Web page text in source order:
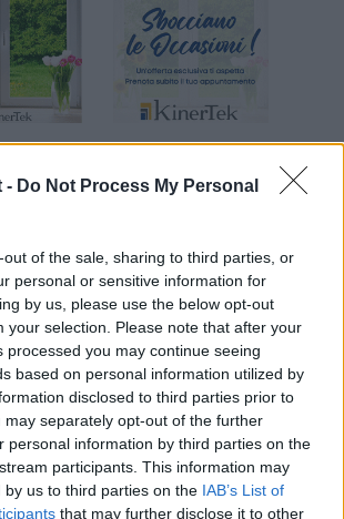
- Do Not Process My Personal
out of the sale, sharing to third parties, or
personal or sensitive information for
by us, please use the below opt-out
your selection. Please note that after your
processed you may continue seeing
based on personal information utilized by
disclosed to third parties prior to
may separately opt-out of the further
personal information by third parties on the
participants. This information may
by us to third parties on the IAB’s List of
that may further disclose it to other
ALTRO DALL'AUTORE
conferisce la cittadinanza
alla Questura di Benevento